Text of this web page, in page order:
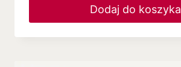
Dodaj do koszyka